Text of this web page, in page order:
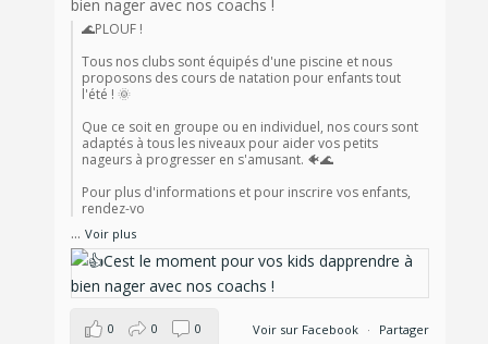
bien nager avec nos coachs !
🌊PLOUF !
Tous nos clubs sont équipés d'une piscine et nous
proposons des cours de natation pour enfants tout
l'été ! 🌞
Que ce soit en groupe ou en individuel, nos cours sont
adaptés à tous les niveaux pour aider vos petits
nageurs à progresser en s'amusant. 🐠🌊
Pour plus d'informations et pour inscrire vos enfants,
rendez-vo
...Voir plus
Voir sur Facebook · Partager
0 0 0